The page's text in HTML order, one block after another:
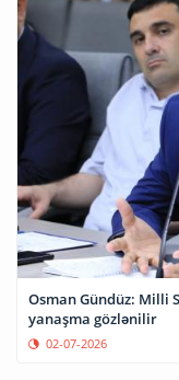
Osman Gündüz: Milli
yanaşma gözlənilir
02-07-2026